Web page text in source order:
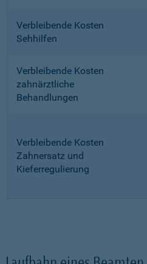
Verbleibende Kosten
Sehhilfen
Verbleibende Kosten
zahnärztliche
Behandlungen
Verbleibende Kosten
Zahnersatz und
Kieferregulierung